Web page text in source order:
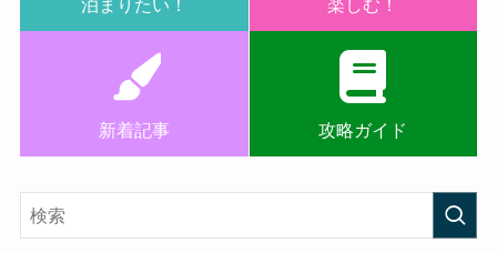
泊まりたい！ 楽しむ！
新着記事 攻略ガイド